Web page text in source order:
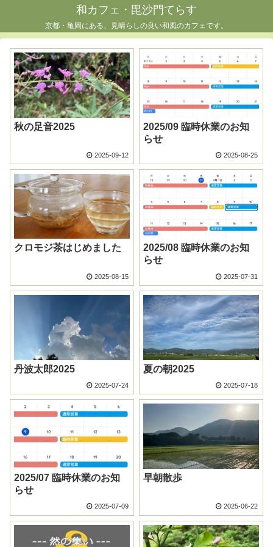
和カフェ・毘沙門てらす
京都・亀岡にある、見晴らしの良い和風のカフェです。
秋の足音2025
2025-09-12
2025/09 臨時休業のお知
らせ
2025-08-25
クロモジ茶はじめました
2025-08-15
2025/08 臨時休業のお知
らせ
2025-07-31
丹波太郎2025
2025-07-24
夏の朝2025
2025-07-18
2025/07 臨時休業のお知
らせ
2025-07-09
早朝散歩
2025-06-22